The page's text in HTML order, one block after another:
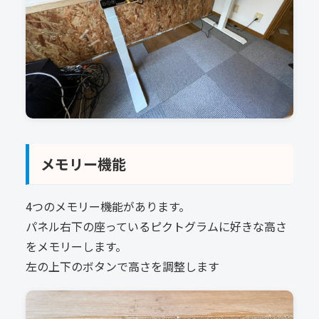
メモリー機能
4つのメモリー機能があります。
パネル右下の座っているピクトグラムに好きな高さ
をメモリーします。
左の上下のボタンで高さを調整します